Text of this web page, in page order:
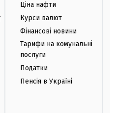
Ціна нафти
Курси валют
Фінансові новини
Тарифи на комунальні
послуги
Податки
Пенсія в Україні